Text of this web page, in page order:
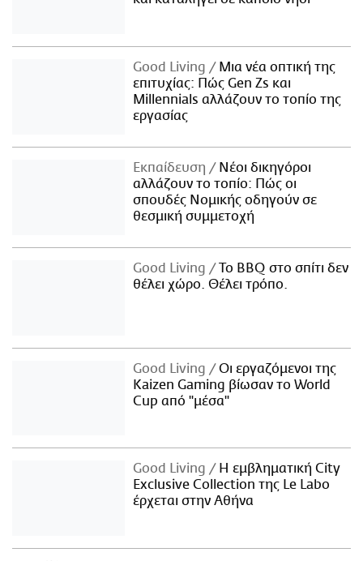
Good Living
Μια νέα οπτική της
επιτυχίας: Πώς Gen Zs και
Millennials αλλάζουν το τοπίο της
εργασίας
Εκπαίδευση
Νέοι δικηγόροι
αλλάζουν το τοπίο: Πώς οι
σπουδές Νομικής οδηγούν σε
θεσμική συμμετοχή
Good Living
Το BBQ στο σπίτι δεν
θέλει χώρο. Θέλει τρόπο.
Good Living
Οι εργαζόμενοι της
Kaizen Gaming βίωσαν το World
Cup από "μέσα"
Good Living
Η εμβληματική City
Exclusive Collection της Le Labo
έρχεται στην Αθήνα